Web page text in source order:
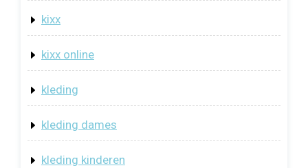
kixx
kixx online
kleding
kleding dames
kleding kinderen